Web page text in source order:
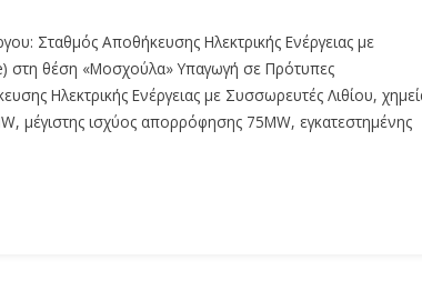
Σταθμός Αποθήκευσης Ηλεκτρικής Ενέργειας με
στη θέση «Μοσχούλα» Υπαγωγή σε Πρότυπες
Ηλεκτρικής Ενέργειας με Συσσωρευτές Λιθίου,
μέγιστης ισχύος απορρόφησης 75MW, εγκατεστημένης